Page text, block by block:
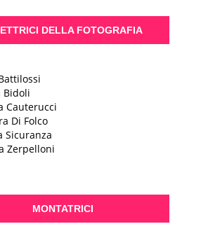
DELLA FOTOGRAFIA
Bidoli
Cauterucci
Di Folco
Sicuranza
Zerpelloni
MONTATRICI